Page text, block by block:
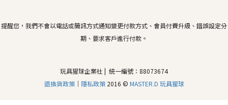
提醒您，我們不會以電話或簡訊方式通知變更付款方式、會員付費升級、錯誤設定分
期、要求客戶進行付款。
玩具猩球企業社 | 統一編號：88073674
退換貨政策｜ 隱私政策 2016 © MASTER.D 玩具猩球